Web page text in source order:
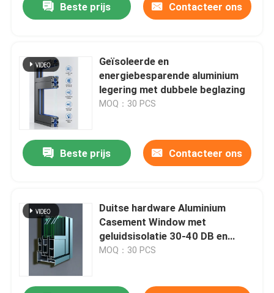
Beste prijs Contacteer ons
Geïsoleerde en
energiebesparende aluminium
legering met dubbele beglazing
MOQ：30 PCS
Beste prijs Contacteer ons
Duitse hardware Aluminium
Casement Window met
geluidsisolatie 30-40 DB en
Chinese hardware
MOQ：30 PCS